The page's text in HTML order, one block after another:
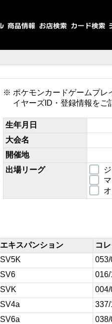
ポケモンカードゲームプレ
イヤーズID・登録情報をご
生年月日
大会名
開催地
出場リーグ
エキスパンション
コ
SV5K
SV6
SVK
SV4a
SV6a